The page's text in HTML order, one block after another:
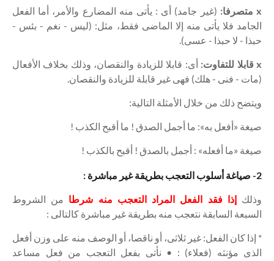
x متصرفا:
(غير جامد) أى : يأتى منه المضارع والأمر، أما الفعل
الجامد فلا يأتى منه إلا الماضى فقط، مثل: (ليس - نغم - بئس -
حبذا - لا حبذا - عسى).
x قابلا للتفاوت:
أى: قابلا للزيادة والنقصان، وذلك بخلاف الأفعال
(مات - فنى - هلك) فهى غير قابلة للزيادة والنقصان.
ويتضح ذلك من خلال الأمثلة التالية:
صيغة «أفعل به»: ما أجمل الصدق ! ما أقبح الكذب !
صيغة «ما أفعله» : أجمل بالصدق ! أقبح بالكذب !
2- صياغة أسلوب التعجب بطريقة غير مباشرة :
وذلكإذا فقد الفعل المراد التعجب منه شرطا من الشروط
السبعة السابقة نتعجب منه بطريقة غير مباشرة كالتالى :
* إذا كان الفعل: غير ثلاثى، أو ناقصا، أو الوصف منه على وزن أفعل
الذى مؤنثه (فعلاء) : • نأتى بفعل التعجب من فعل مساعد